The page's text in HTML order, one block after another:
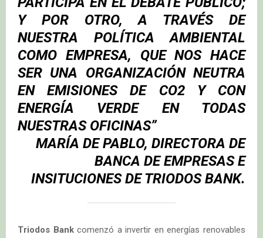
Y POR OTRO, A TRAVÉS DE
NUESTRA POLÍTICA AMBIENTAL
COMO EMPRESA, QUE NOS HACE
SER UNA ORGANIZACIÓN NEUTRA
EN EMISIONES DE CO2 Y CON
ENERGÍA VERDE EN TODAS
NUESTRAS OFICINAS”
MARÍA DE PABLO, DIRECTORA DE
BANCA DE EMPRESAS E
INSITUCIONES DE TRIODOS BANK.
Triodos Bankcomenzó a invertir en energías renovables